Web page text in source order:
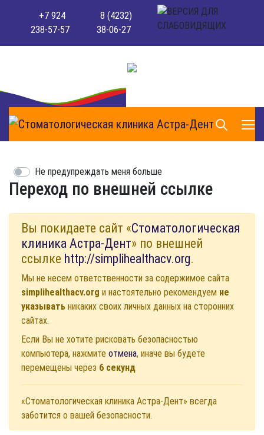
+7 924
238-57-57
8 (4232)
38-06-27
Переход по внешней ссылке
Не предупреждать меня больше
Вы покидаете сайт «Стоматологическая
клиника Астра-Дент» по внешней
ссылке http://simplihealthacv.org.
Мы не несем ответственности за содержимое сайта
simplihealthacv.org и настоятельно рекомендуем не
указывать никаких своих личных данных на сторонних
сайтах.
Если Вы не хотите рисковать безопасностью
компьютера, нажмите отмена, иначе вы будете
перемещены через 6 секунд
«Стоматологическая клиника Астра-Дент» всегда
заботится о вашей безопасности.